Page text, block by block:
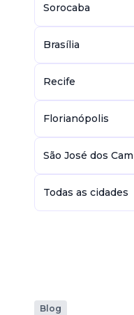
Sorocaba
Brasília
Recife
Florianópolis
São José dos
Todas as cidades
Blog